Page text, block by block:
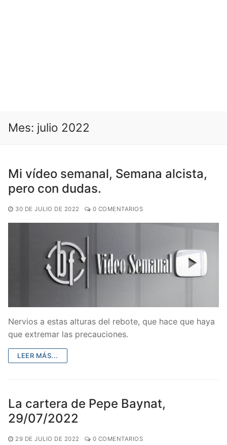
Mes: julio 2022
Mi vídeo semanal, Semana alcista,
pero con dudas.
30 DE JULIO DE 2022 0 COMENTARIOS
Nervios a estas alturas del rebote, que hace que haya
que extremar las precauciones.
LEER MÁS...
La cartera de Pepe Baynat,
29/07/2022
29 DE JULIO DE 2022 0 COMENTARIOS